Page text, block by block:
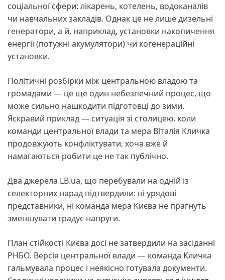
соціальної сфери: лікарень, котелень, водоканалів
чи навчальних закладів. Однак це не лише дизельні
генератори, а й, наприклад, установки накопичення
енергії (потужні акумулятори) чи когенераційні
установки.
Політичні розбірки між центральною владою та
громадами — це ще один небезпечний процес, що
може сильно нашкодити підготовці до зими.
Яскравий приклад — ситуація зі столицею, коли
команди центральної влади та мера Віталія Кличка
продовжують конфліктувати, хоча вже й
намагаються робити це не так публічно.
Два джерела LB.ua, що перебували на одній із
селекторних нарад підтвердили: ні урядові
представники, ні команда мера Києва не прагнуть
зменшувати градус напруги.
План стійкості Києва досі не затвердили на засіданні
РНБО. Версія центральної влади — команда Кличка
гальмувала процес і неякісно готувала документи.